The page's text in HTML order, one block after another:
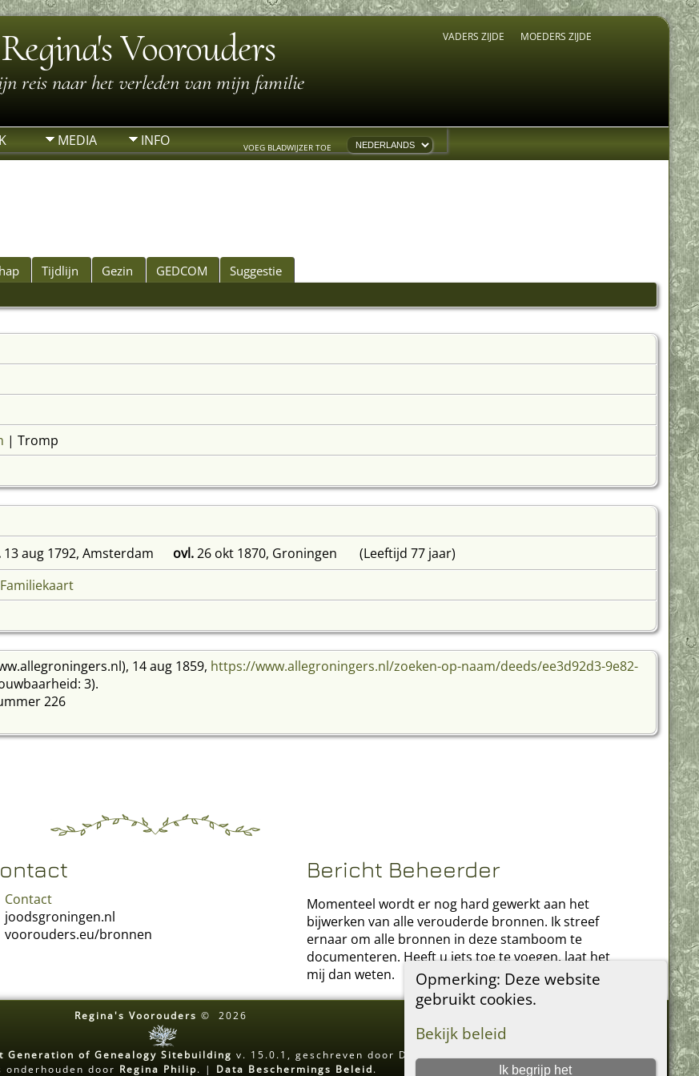
Regina's Voorouders
reis naar het verleden van mijn familie
VADERS ZIJDE MOEDERS ZIJDE
MEDIA INFO VOEG BLADWIJZER TOE
Opmerking: Deze website
gebruikt cookies.
Bekijk beleid
Ik begrijp het
Tijdlijn Gezin GEDCOM
Suggestie
| Tromp
13 aug 1792, Amsterdam ovl.26 okt 1870, Groningen (Leeftijd 77 jaar)
Familiekaart
14 aug 1859, https://www.allegroningers.nl/zoeken-op-naam/deeds/ee3d92d3-9e82-
3).
226
Contact
joodsgroningen.nl
voorouders.eu/bronnen
Bericht Beheerder
Momenteel wordt er nog hard gewerkt aan het
bijwerken van alle verouderde bronnen. Ik streef
ernaar om alle bronnen in deze stamboom te
documenteren. Heeft u iets toe te voegen, laat het
mij dan weten.
Regina's Voorouders © 2026
Generation of Genealogy Sitebuilding v. 15.0.1, geschreven door Darrin Lythgoe © 2001-2026.
onderhouden door Regina Philip. | Data Beschermings Beleid.